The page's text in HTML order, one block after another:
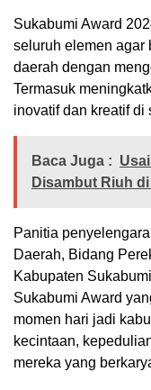
Sukabumi Award
seluruh elemen agar
daerah dengan
Termasuk
inovatif dan kreatif di
Baca Juga :
Disambut Riuh
Panitia
Daerah, Bidang
Kabupaten
Sukabumi Award
momen hari jadi
kecintaan,
mereka yang